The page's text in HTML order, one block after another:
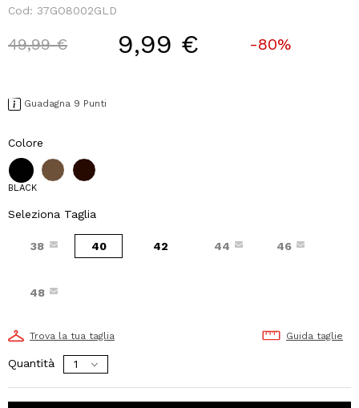
Cod: 37GO8002GLD
Price reduced from
49,99 €to 9,99 € -80%
Guadagna 9 Punti
Colore
BLACK
Seleziona Taglia
38 40 42 44 46
48
Trova la tua taglia Guida taglie
Quantità